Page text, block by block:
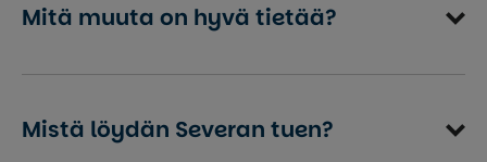
Mitä muuta on hyvä tietää?
Mistä löydän Severan tuen?